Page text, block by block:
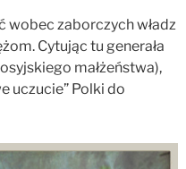
wobec zaborczych władz
Cytując tu generała
małżeństwa),
uczucie” Polki do